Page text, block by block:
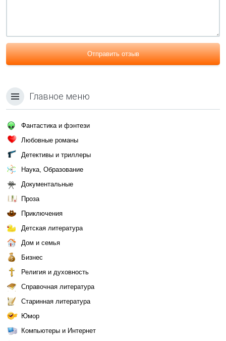
Отправить отзыв
Главное меню
Фантастика и фэнтези
Любовные романы
Детективы и триллеры
Наука, Образование
Документальные
Проза
Приключения
Детская литература
Дом и семья
Бизнес
Религия и духовность
Справочная литература
Старинная литература
Юмор
Компьютеры и Интернет